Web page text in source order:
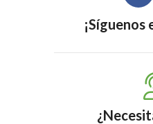
¡Síguenos